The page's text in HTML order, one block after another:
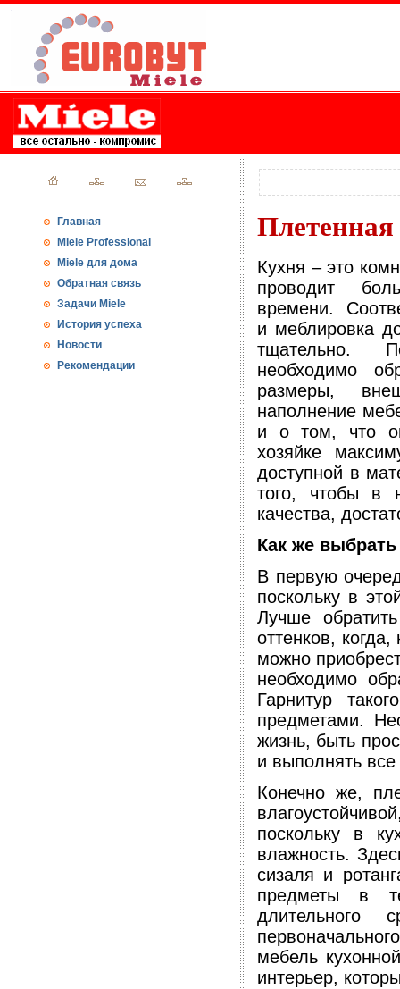
Главная
Miele Professional
Miele для дома
Обратная связь
Задачи Miele
История успеха
Новости
Рекомендации
Плетенная
Кухня – это
проводит
времени.
и меблировка
тщательно.
необходимо
размеры,
наполнение
и о том, что
хозяйке
доступной в
того, чтобы в
качества,
Как же
В первую
поскольку в
Лучше
оттенков,
можно
необходимо
Гарнитур
предметами.
жизнь, быть
и выполнять
Конечно же,
поскольку в
влажность.
сизаля и
предметы в
мебель
интерьер,